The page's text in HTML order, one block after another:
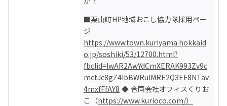
■栗山町HP地域おこし協力隊採用ペー
ジ
https://www.town.kuriyama.hokkaid
o.jp/soshiki/53/12700.html?
fbclid=IwAR2AwYdCmXERAK993Zv9c
mctJc8gZ4IbBWRulMRE2Q3EF8NTav
4mxfFfAY8 ◆ 合同会社オフィスくりお
こ（https://www.kurioco.com/）